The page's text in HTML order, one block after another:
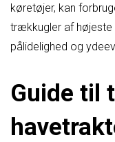
køretøjer, kan
trækkugler af højeste
pålidelighed og
Guide til